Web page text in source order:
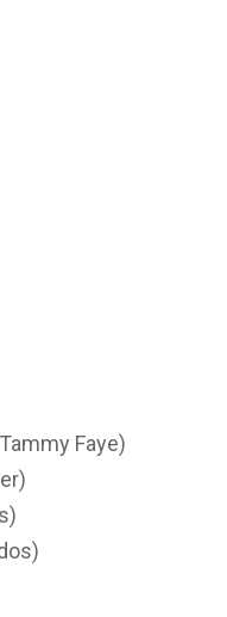
Faye)